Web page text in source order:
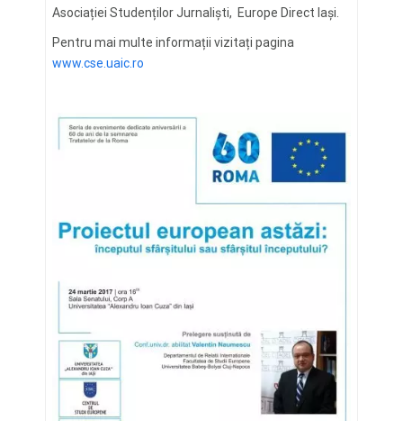
Asociației Studenților Jurnaliști, Europe Direct Iași.
Pentru mai multe informații vizitați pagina
www.cse.uaic.ro